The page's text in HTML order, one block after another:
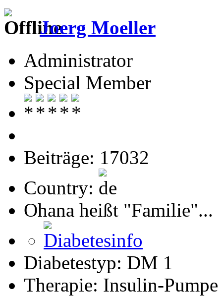
Joerg Moeller
Administrator
Special Member
Beiträge: 17032
Country:
Ohana heißt "Familie"...
Diabetestyp: DM 1
Therapie: Insulin-Pumpe